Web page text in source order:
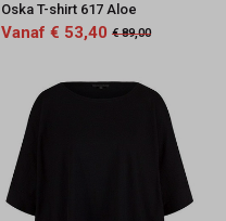
Oska T-shirt 617 Aloe
Vanaf € 53,40 € 89,00